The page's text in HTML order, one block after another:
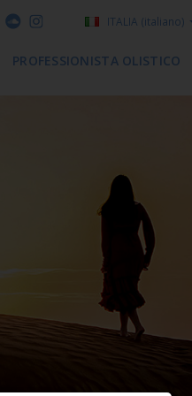
ITALIA (italiano)
PROFESSIONISTA OLISTICO